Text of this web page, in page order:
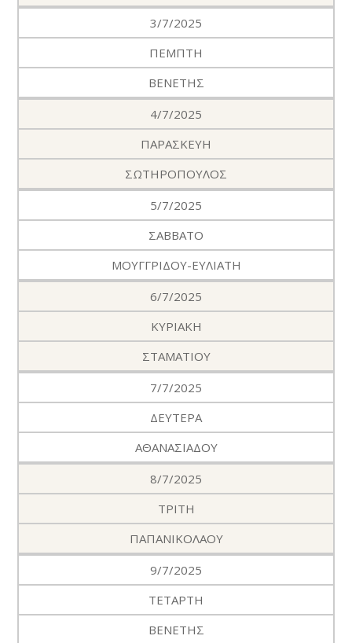
3/7/2025
ΠΕΜΠΤΗ
ΒΕΝΕΤΗΣ
4/7/2025
ΠΑΡΑΣΚΕΥΗ
ΣΩΤΗΡΟΠΟΥΛΟΣ
5/7/2025
ΣΑΒΒΑΤΟ
ΜΟΥΓΓΡΙΔΟΥ-ΕΥΛΙΑΤΗ
6/7/2025
ΚΥΡΙΑΚΗ
ΣΤΑΜΑΤΙΟΥ
7/7/2025
ΔΕΥΤΕΡΑ
ΑΘΑΝΑΣΙΑΔΟΥ
8/7/2025
ΤΡΙΤΗ
ΠΑΠΑΝΙΚΟΛΑΟΥ
9/7/2025
ΤΕΤΑΡΤΗ
ΒΕΝΕΤΗΣ